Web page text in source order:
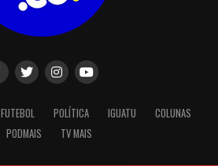
FUTEBOL POLÍTICA IGUATU
COLUNAS
PODMAIS
TV MAIS